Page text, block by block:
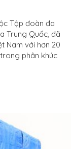
Tập đoàn đa
Trung Quốc, đã
Nam với hơn 20
phân khúc